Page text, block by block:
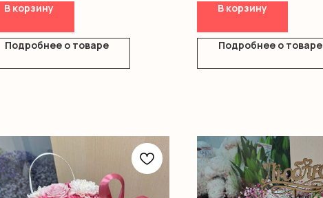
В корзину
Подробнее о товаре
В корзину
Подробнее о товаре